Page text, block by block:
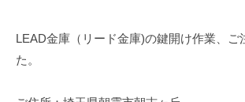
LEAD金庫（リード金庫)の鍵開け作業、ご
た。